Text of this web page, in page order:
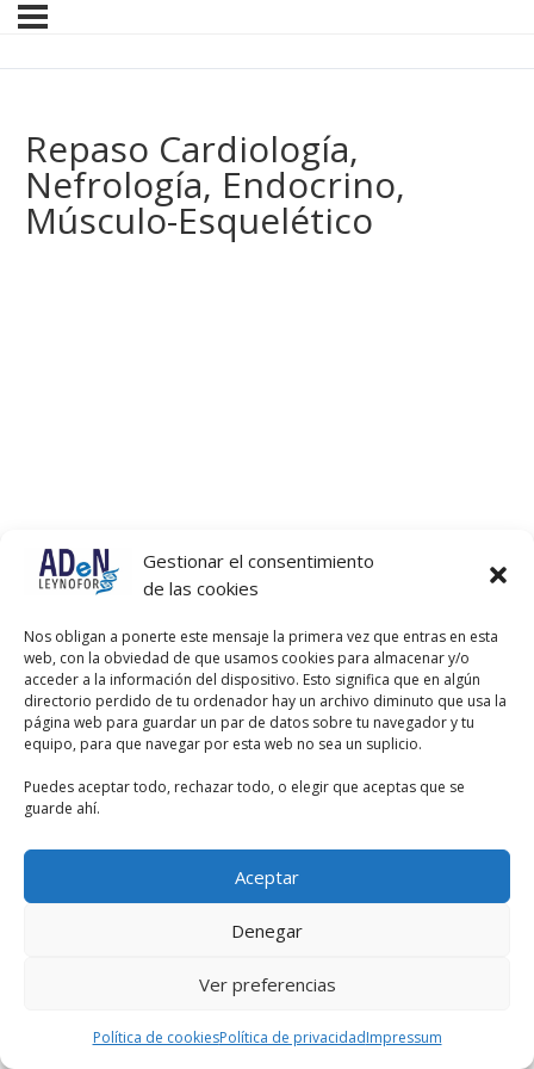
Gestionar el consentimiento
de las cookies
Nos obligan a ponerte este mensaje la primera vez que entras en esta
web, con la obviedad de que usamos cookies para almacenar y/o
acceder a la información del dispositivo. Esto significa que en algún
directorio perdido de tu ordenador hay un archivo diminuto que usa la
página web para guardar un par de datos sobre tu navegador y tu
equipo, para que navegar por esta web no sea un suplicio.
Puedes aceptar todo, rechazar todo, o elegir que aceptas que se
guarde ahí.
Aceptar
Denegar
Ver preferencias
Política de cookiesPolítica de privacidadImpressum
Repaso Cardiología,
Nefrología, Endocrino,
Músculo-Esquelético